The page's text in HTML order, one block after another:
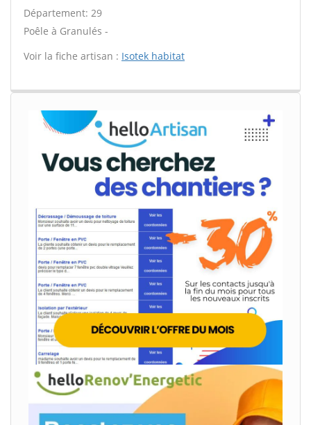
Département: 29
Poêle à Granulés -
Voir la fiche artisan : Isotek habitat